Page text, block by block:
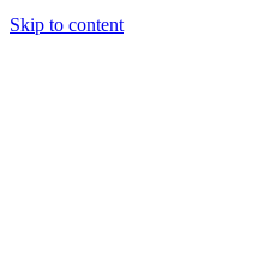
Skip to content